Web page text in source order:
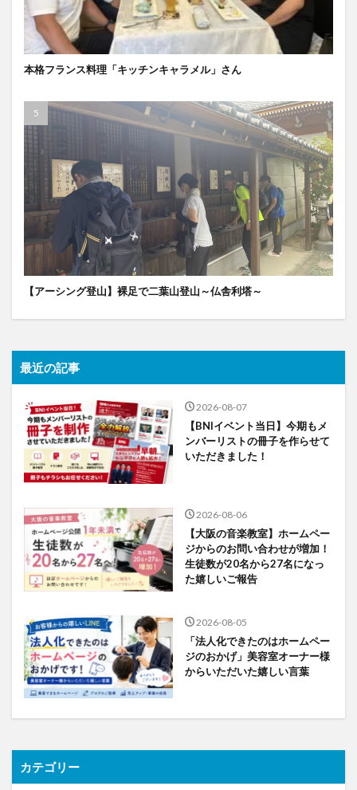
本格フランス料理「キッチンキャラメル」さん
【アーシング登山】裸足で二葉山登山～仏舎利塔～
最近の記事
2026-08-07
【BNIイベント当日】今期もメ
ンバーリストの冊子を作らせて
いただきました！
2026-08-06
【大阪の音楽教室】ホームペー
ジからのお問い合わせが増加！
生徒数が20名から27名になっ
た嬉しいご報告
2026-08-05
「法人化できたのはホームペー
ジのおかげ」美容室オーナー様
からいただいた嬉しい言葉
カテゴリー